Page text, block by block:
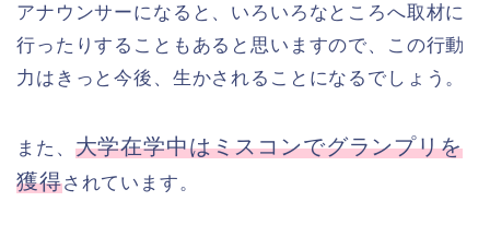
アナウンサーになると、いろいろなところへ取材に
行ったりすることもあると思いますので、この行動
力はきっと今後、生かされることになるでしょう。
また、 大学在学中はミスコンでグランプリを
獲得されています。